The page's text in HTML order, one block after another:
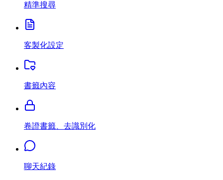
精準搜尋
客製化設定
書籤內容
卷證書籤、去識別化
聊天紀錄